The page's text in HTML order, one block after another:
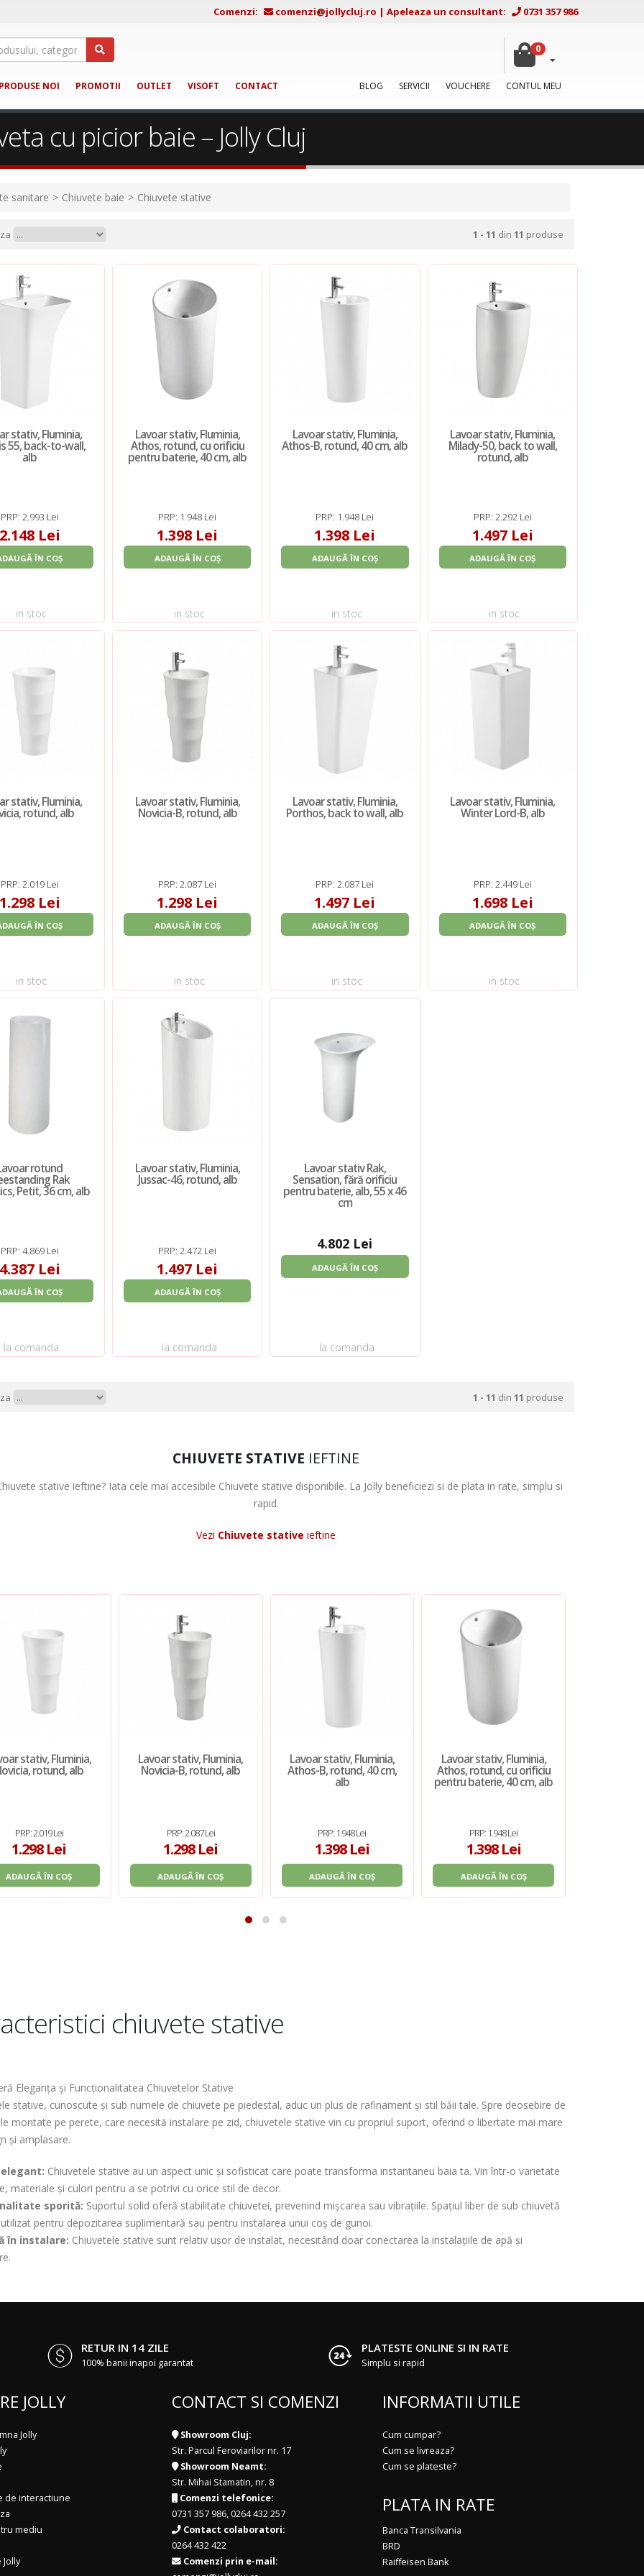
Comenzi: comenzi@jollycluj.ro | Apeleaza un consultant: 0731 357 986
0
PRODUSE NOI PROMOTII OUTLET VISOFT CONTACT BLOG SERVICII VOUCHERE CONTUL MEU
cu picior baie – Jolly Cluj
sanitare Chiuvete baie Chiuvete stative
1 - 11 din 11 produse
stativ, Fluminia,
55, back-to-wall,
alb
PRP: 2.993 Lei
2.148 Lei
ÎN COȘ
in stoc
Lavoar stativ, Fluminia,
Athos, rotund, cu orificiu
pentru baterie, 40 cm, alb
PRP: 1.948 Lei
1.398 Lei
ADAUGĂ ÎN COȘ
in stoc
Lavoar stativ, Fluminia,
Athos-B, rotund, 40 cm, alb
PRP: 1.948 Lei
1.398 Lei
ADAUGĂ ÎN COȘ
in stoc
Lavoar stativ, Fluminia,
Milady-50, back to wall,
rotund, alb
PRP: 2.292 Lei
1.497 Lei
ADAUGĂ ÎN COȘ
in stoc
stativ, Fluminia,
rotund, alb
PRP: 2.019 Lei
1.298 Lei
ÎN COȘ
in stoc
Lavoar stativ, Fluminia,
Novicia-B, rotund, alb
PRP: 2.087 Lei
1.298 Lei
ADAUGĂ ÎN COȘ
in stoc
Lavoar stativ, Fluminia,
Porthos, back to wall, alb
PRP: 2.087 Lei
1.497 Lei
ADAUGĂ ÎN COȘ
in stoc
Lavoar stativ, Fluminia,
Winter Lord-B, alb
PRP: 2.449 Lei
1.698 Lei
ADAUGĂ ÎN COȘ
in stoc
rotund
Rak
Petit, 36 cm, alb
PRP: 4.869 Lei
4.387 Lei
ÎN COȘ
la comanda
Lavoar stativ, Fluminia,
Jussac-46, rotund, alb
PRP: 2.472 Lei
1.497 Lei
ADAUGĂ ÎN COȘ
la comanda
Lavoar stativ Rak,
Sensation, fără orificiu
pentru baterie, alb, 55 x 46
cm
4.802 Lei
ADAUGĂ ÎN COȘ
la comanda
1 - 11 din 11 produse
CHIUVETE STATIVE IEFTINE
stative ieftine? Iata cele mai accesibile Chiuvete stative disponibile. La Jolly beneficiezi si de plata in rate, simplu si
rapid.
Vezi Chiuvete stative ieftine
stativ, Fluminia,
rotund, alb
PRP: 2.019 Lei
1.298 Lei
ADAUGĂ ÎN COȘ
Lavoar stativ, Fluminia,
Novicia-B, rotund, alb
PRP: 2.087 Lei
1.298 Lei
ADAUGĂ ÎN COȘ
Lavoar stativ, Fluminia,
Athos-B, rotund, 40 cm,
alb
PRP: 1.948 Lei
1.398 Lei
ADAUGĂ ÎN COȘ
Lavoar stativ, Fluminia,
Athos, rotund, cu orificiu
pentru baterie, 40 cm, alb
PRP: 1.948 Lei
1.398 Lei
ADAUGĂ ÎN COȘ
chiuvete stative
Eleganța și Funcționalitatea Chiuvetelor Stative
stative, cunoscute și sub numele de chiuvete pe piedestal, aduc un plus de rafinament și stil băii tale. Spre deosebire de
montate pe perete, care necesită instalare pe zid, chiuvetele stative vin cu propriul suport, oferind o libertate mai mare
și amplasare.
Chiuvetele stative au un aspect unic și sofisticat care poate transforma instantaneu baia ta. Vin într-o varietate
materiale și culori pentru a se potrivi cu orice stil de decor.
sporită: Suportul solid oferă stabilitate chiuvetei, prevenind mișcarea sau vibrațiile. Spațiul liber de sub chiuvetă
pentru depozitarea suplimentară sau pentru instalarea unui coș de gunoi.
în instalare: Chiuvetele stative sunt relativ ușor de instalat, necesitând doar conectarea la instalațiile de apă și
RETUR IN 14 ZILE
100% banii inapoi garantat
PLATESTE ONLINE SI IN RATE
Simplu si rapid
JOLLY
Jolly
de interactiune
mediu
CONTACT SI COMENZI
Showroom Cluj:
Str. Parcul Feroviarilor nr. 17
Showroom Neamt:
Str. Mihai Stamatin, nr. 8
Comenzi telefonice:
0731 357 986,0264 432 257
Contact colaboratori:
0264 432 422
Comenzi prin e-mail:
INFORMATII UTILE
Cum cumpar?
Cum se livreaza?
Cum se plateste?
PLATA IN RATE
Banca Transilvania
BRD
Raiffeisen Bank